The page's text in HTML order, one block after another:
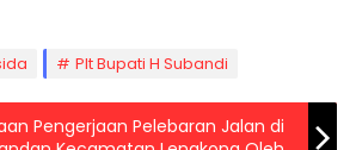
Plt Bupati H Subandi
Pengerjaan Pelebaran Jalan di